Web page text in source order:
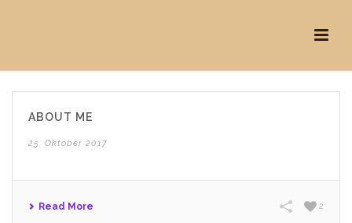
ABOUT ME
25. Oktober 2017
Read More 2